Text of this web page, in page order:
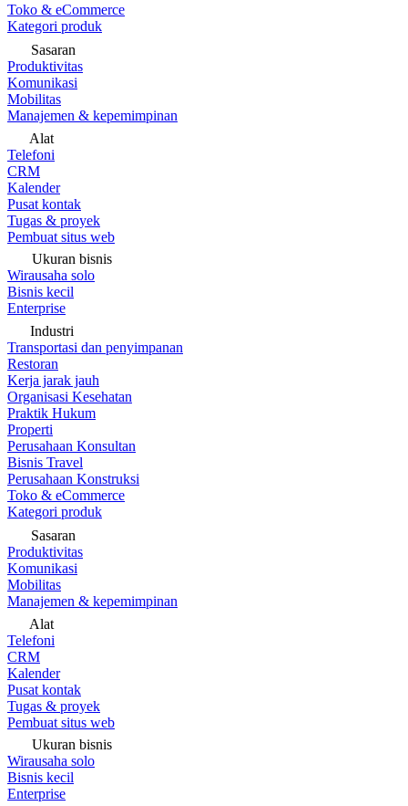
Toko & eCommerce
Kategori produk
Sasaran
Produktivitas
Komunikasi
Mobilitas
Manajemen & kepemimpinan
Alat
Telefoni
CRM
Kalender
Pusat kontak
Tugas & proyek
Pembuat situs web
Ukuran bisnis
Wirausaha solo
Bisnis kecil
Enterprise
Industri
Transportasi dan penyimpanan
Restoran
Kerja jarak jauh
Organisasi Kesehatan
Praktik Hukum
Properti
Perusahaan Konsultan
Bisnis Travel
Perusahaan Konstruksi
Toko & eCommerce
Kategori produk
Sasaran
Produktivitas
Komunikasi
Mobilitas
Manajemen & kepemimpinan
Alat
Telefoni
CRM
Kalender
Pusat kontak
Tugas & proyek
Pembuat situs web
Ukuran bisnis
Wirausaha solo
Bisnis kecil
Enterprise